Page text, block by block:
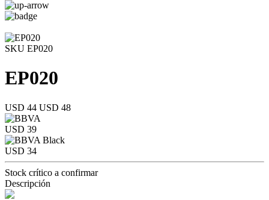
SKU EP020
EP020
USD 44 USD 48
USD 39
USD 34
Stock crítico a confirmar
Descripción